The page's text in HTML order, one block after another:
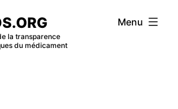
la transparence
du médicament
Menu